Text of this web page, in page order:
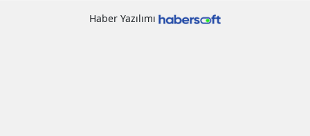
Haber Yazılımı